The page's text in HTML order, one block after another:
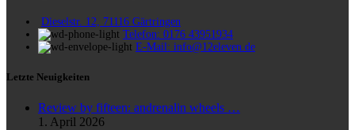
Dieselstr. 12, 71116 Gärtringen
Telefon: 0176 43951934
E-Mail: info@12eleven.de
Letzte Neuigkeiten
Review by fifteen: andrenalin wheels …
1. April 2026